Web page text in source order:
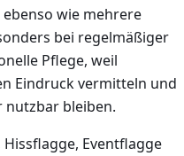
wie mehrere
bei regelmäßiger
Pflege, weil
Eindruck vermitteln und
nutzbar bleiben.
Eventflagge